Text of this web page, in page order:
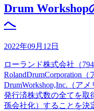
Drum Workshop
へ
2022年09月12日
ローランド株式会社（
RolandDrumCorporation
DrumWorkshop,Inc.（ア
発行済株式数の全てを取
孫会社化）することを決